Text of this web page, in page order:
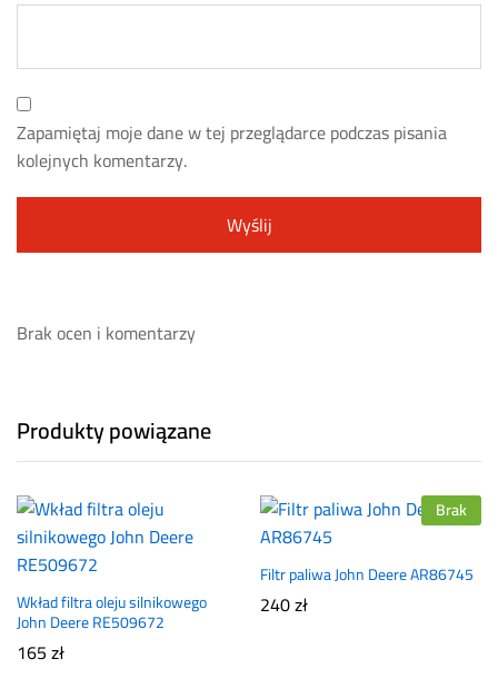
Zapamiętaj moje dane w tej przeglądarce podczas pisania
kolejnych komentarzy.
Brak ocen i komentarzy
Produkty powiązane
Wkład filtra oleju silnikowego
John Deere RE509672
165zł
Brak
Filtr paliwa John Deere AR86745
240zł